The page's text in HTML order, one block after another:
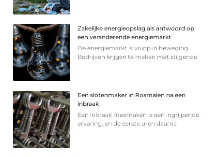
Zakelijke energieopslag als antwoord op
een veranderende energiemarkt
De energiemarkt is volop in beweging.
Bedrijven krijgen te maken met stijgende
Een slotenmaker in Rosmalen na een
inbraak
Een inbraak meemaken is een ingrijpende
ervaring, en de eerste uren daarna